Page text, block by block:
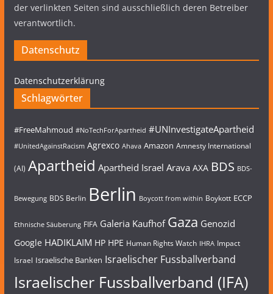
der verlinkten Seiten sind ausschließlich deren Betreiber
verantwortlich.
Datenschutz
Datenschutzerklärung
Schlagwörter
#FreeMahmoud #NoTechForApartheid #UNInvestigateApartheid
#UnitedAgainstRacism Agrexco Ahava Amazon Amnesty International
(AI) Apartheid Apartheid Israel Arava AXA BDS BDS-
Bewegung BDS Berlin Berlin Boycott from within Boykott ECCP
Ethnische Säuberung FIFA Galeria Kaufhof Gaza Genozid
Google HADIKLAIM HP HPE Human Rights Watch IHRA Impact
Israel Israelische Banken Israelischer Fussballverband
Israelischer Fussballverband (IFA)